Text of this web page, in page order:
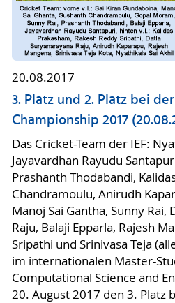
20.08.2017
3. Platz und 2. Platz bei
Championship 2017
Das Cricket-Team der IEF:
Jayavardhan Rayudu
Prashanth Thodabandi,
Chandramoulu, Anirudh
Manoj Sai Gantha, Sunny Rai,
Raju, Balaji Epparla, Rajesh
Sripathi und Srinivasa Teja
im internationalen Master-
Computational Science and
20. August 2017 den 3. Platz